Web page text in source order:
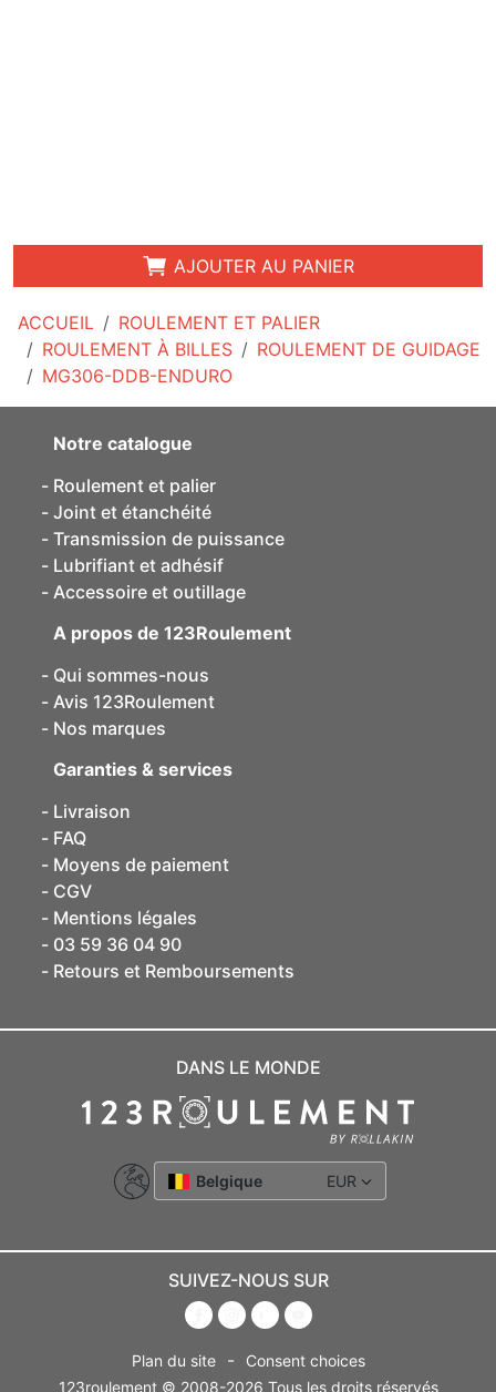
ACCUEIL
ROULEMENT ET PALIER
ROULEMENT À BILLES
ROULEMENT DE GUIDAGE
MG306-DDB-ENDURO
AJOUTER AU PANIER
Notre catalogue
Roulement et palier
Joint et étanchéité
Transmission de puissance
Lubrifiant et adhésif
Accessoire et outillage
A propos de 123Roulement
Qui sommes-nous
Avis 123Roulement
Nos marques
Garanties & services
Livraison
FAQ
Moyens de paiement
CGV
Mentions légales
03 59 36 04 90
Retours et Remboursements
DANS LE MONDE
Belgique EUR
SUIVEZ-NOUS SUR
Plan du site -
Consent choices
123roulement © 2008-2026 Tous les droits réservés